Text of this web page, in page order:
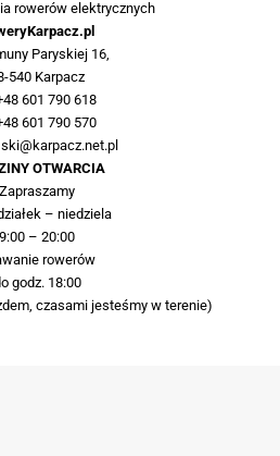
rowerów elektrycznych
Paryskiej 16,
540 Karpacz
601 790 618
601 790 570
ski@karpacz.net.pl
OTWARCIA
Zapraszamy
– niedziela
9:00 – 20:00
rowerów
godz. 18:00
czasami jesteśmy w terenie)